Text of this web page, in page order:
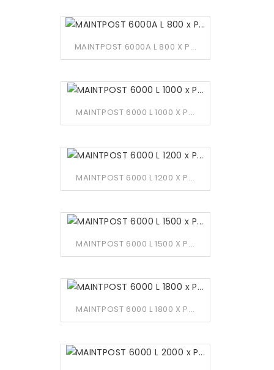
MAINTPOST 6000A L 800 X P...
MAINTPOST 6000 L 1000 X P...
MAINTPOST 6000 L 1200 X P...
MAINTPOST 6000 L 1500 X P...
MAINTPOST 6000 L 1800 X P...